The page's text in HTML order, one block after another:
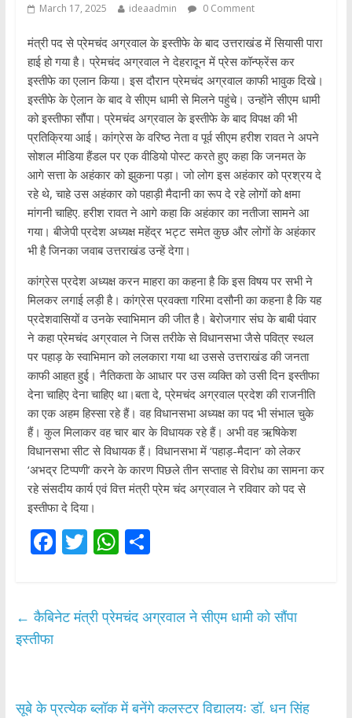
March 17, 2025 ideaadmin 0 Comment
मंत्री पद से प्रेमचंद अग्रवाल के इस्तीफे के बाद उत्तराखंड में सियासी पारा
हाई हो गया है। प्रेमचंद अग्रवाल ने देहरादून में प्रेस कॉन्फ्रेंस कर
इस्तीफे का एलान किया। इस दौरान प्रेमचंद अग्रवाल काफी भावुक दिखे।
इस्तीफे के ऐलान के बाद वे सीएम धामी से मिलने पहुंचे। उन्होंने सीएम धामी
को इस्तीफा सौंपा। प्रेमचंद अग्रवाल के इस्तीफे के बाद विपक्ष की भी
प्रतिक्रिया आई। कांग्रेस के वरिष्ठ नेता व पूर्व सीएम हरीश रावत ने अपने
सोशल मीडिया हैंडल पर एक वीडियो पोस्ट करते हुए कहा कि जनमत के
आगे सत्ता के अहंकार को झुकना पड़ा। जो लोग इस अहंकार को प्रश्रय दे
रहे थे, चाहे उस अहंकार को पहाड़ी मैदानी का रूप दे रहे लोगों को क्षमा
मांगनी चाहिए. हरीश रावत ने आगे कहा कि अहंकार का नतीजा सामने आ
गया। बीजेपी प्रदेश अध्यक्ष महेंद्र भट्ट समेत कुछ और लोगों के अहंकार
भी है जिनका जवाब उत्तराखंड उन्हें देगा।
कांग्रेस प्रदेश अध्यक्ष करन माहरा का कहना है कि इस विषय पर सभी ने
मिलकर लगाई लड़ी है। कांग्रेस प्रवक्ता गरिमा दसौनी का कहना है कि यह
प्रदेशवासियों व उनके स्वाभिमान की जीत है। बेरोजगार संघ के बाबी पंवार
ने कहा प्रेमचंद अग्रवाल ने जिस तरीके से विधानसभा जैसे पवित्र स्थल
पर पहाड़ के स्वाभिमान को ललकारा गया था उससे उत्तराखंड की जनता
काफी आहत हुई। नैतिकता के आधार पर उस व्यक्ति को उसी दिन इस्तीफा
देना चाहिए देना चाहिए था।बता दे, प्रेमचंद अग्रवाल प्रदेश की राजनीति
का एक अहम हिस्सा रहे हैं। वह विधानसभा अध्यक्ष का पद भी संभाल चुके
हैं। कुल मिलाकर वह चार बार के विधायक रहे हैं। अभी वह ऋषिकेश
विधानसभा सीट से विधायक हैं। विधानसभा में ‘पहाड़-मैदान’ को लेकर
‘अभद्र टिप्पणी’ करने के कारण पिछले तीन सप्ताह से विरोध का सामना कर
रहे संसदीय कार्य एवं वित्त मंत्री प्रेम चंद अग्रवाल ने रविवार को पद से
इस्तीफा दे दिया।
F
b
T
er
W
s
p
S
e
← कैबिनेट मंत्री प्रेमचंद अग्रवाल ने सीएम धामी को सौंपा
इस्तीफा
सूबे के प्रत्येक ब्लॉक में बनेंगे कलस्टर विद्यालयः डॉ. धन सिंह